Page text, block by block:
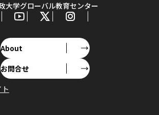
大学グローバル教育センター
About
お問合せ